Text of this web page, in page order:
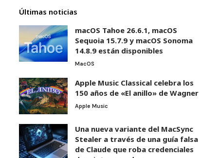
Últimas noticias
macOS Tahoe 26.6.1, macOS
Sequoia 15.7.9 y macOS Sonoma
14.8.9 están disponibles
MacOS
Apple Music Classical celebra los
150 años de «El anillo» de Wagner
Apple Music
Una nueva variante del MacSync
Stealer a través de una guía falsa
de Claude que roba credenciales